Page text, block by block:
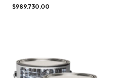
$989.730,00